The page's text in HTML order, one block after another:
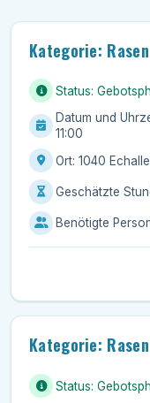
Haustiere
Kinder
Reinigung
Umzug
Kategorie:
Status:
Datum und
11:00
Ort: 1040
Geschätzte
Benötigte
Kategorie:
Status: